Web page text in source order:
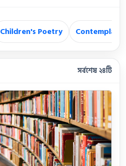
Children's Poetry
সর্বশেষ ২৪টি